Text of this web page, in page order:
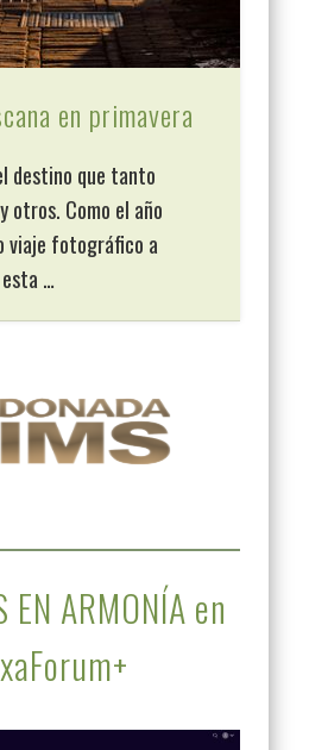
en primavera
destino que tanto
otros. Como el año
viaje fotográfico a
…
EN ARMONÍA en